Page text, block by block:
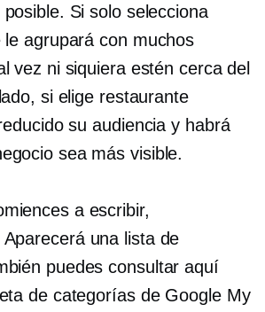
Si solo selecciona
agrupará con muchos
vez ni siquiera estén cerca del
si elige restaurante
su audiencia y habrá
sea más visible.
a escribir,
Aparecerá una lista de
puedes consultar aquí
de categorías de Google My